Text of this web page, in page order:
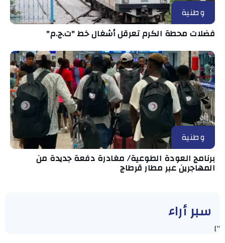
وطنية
فضلات محطة الكرم تعرقل أشغال خط "ت.ج.م"
وطنية
برنامج العودة الطوعية/ مغادرة دفعة جديدة من
المهاجرين عبر مطار قرطاج
سبر أراء
"]